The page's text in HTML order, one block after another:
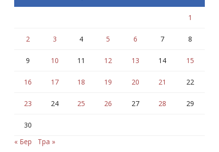
1
2 3 4 5 6 7 8
9 10 11 12 13 14 15
16 17 18 19 20 21 22
23 24 25 26 27 28 29
30
« Бер
Тра »